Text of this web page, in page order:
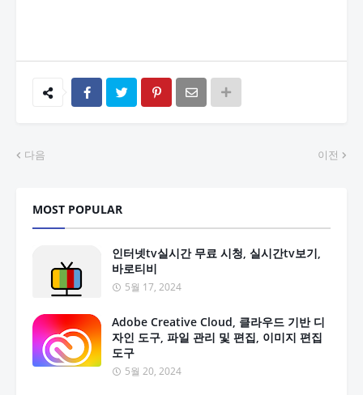
다음 이전
MOST POPULAR
인터넷tv실시간 무료 시청, 실시간tv보기,
바로티비
5월 17, 2024
Adobe Creative Cloud, 클라우드 기반 디
자인 도구, 파일 관리 및 편집, 이미지 편집
도구
5월 20, 2024